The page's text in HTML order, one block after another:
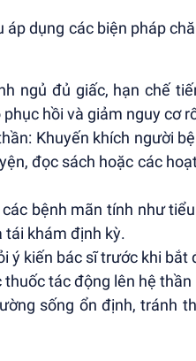
áp dụng các biện pháp
ngủ đủ giấc, hạn chế
hồi và giảm nguy cơ
Khuyến khích người
đọc sách hoặc các
bệnh mãn tính như
tái khám định kỳ.
ý kiến bác sĩ trước khi
tác động lên hệ thần
sống ổn định, tránh